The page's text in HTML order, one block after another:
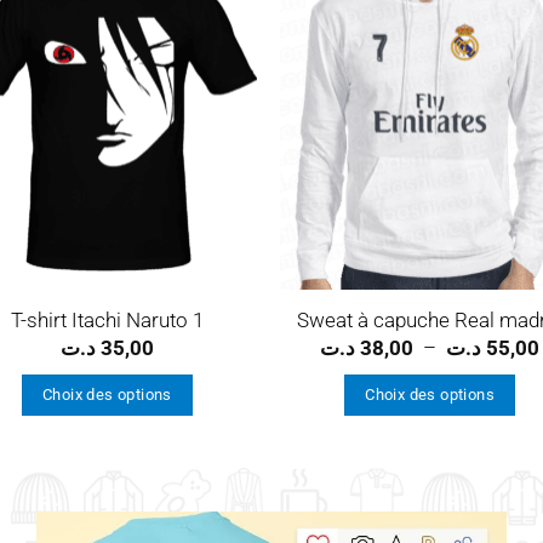
Ajouter
T-shirt Itachi Naruto 1
35,00 د.ت
Choix des options
plusieurs
à
Sweat à capuche Real
38,00 د.ت – 55,00 د.ت
Choix des options
plusieurs